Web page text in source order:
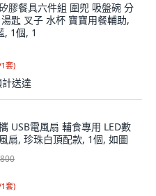
膠餐具六件組 圍兜 吸盤碗 分
匙 叉子 水杯 寶寶用餐輔助,
, 1個, 1
套)
送達
USB電風扇 輔食專用 LED數
扇, 珍珠白頂配款, 1個, 如圖
套)